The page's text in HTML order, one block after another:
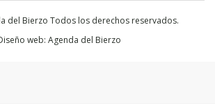
del Bierzo Todos los derechos reservados.
web: Agenda del Bierzo